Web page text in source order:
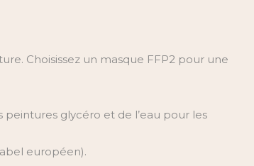
Choisissez un masque FFP2 pour une
glycéro et de l’eau pour les
européen).